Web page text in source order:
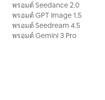
พรอมต์ Seedance 2.0
พรอมต์ GPT Image 1.5
พรอมต์ Seedream 4.5
พรอมต์ Gemini 3 Pro